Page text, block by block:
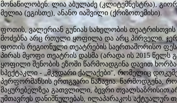
მონაწილობენ: ლია აბულაძე (კლიტემნესტრა),
მელია (ეგისთე), ანანო იაშვილი (ქრიზოთემისი).
ფოთის, ვალერიან გუნიას სახელობის თეატრისთვის
მოძებნა არც რთული ყოფილა და არც პირველი.
ფოთის რეგიონული თეატრების საერთაშორისო
პირას მყოფი თეატრის დასმა (არადა ის 2015 წელს
ყოფილი შენობის ეზოში წარმოადგინა დავით
სპექტაკლი - „მკვდარი ქალაქები“, რომელიც
პერფორმანსის ერთგვარი ნაზავია. წარმოდგენა,
მაყურებელზეა გათვლილი, ბევრი თვალსაზრისით
უმთავრეს დანიშნულებას, ილაპარაკოს აქტუალურ